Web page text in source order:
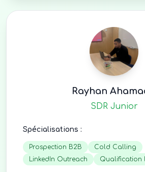
Rayhan
SDR Junior
Spécialisations :
Prospection B2B
Cold Calling
LinkedIn Outreach
Qualification